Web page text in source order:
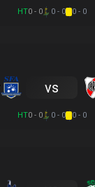
HT0 - 0 0 - 0 0 - 0
vs
HT0 - 0 0 - 0 0 - 0